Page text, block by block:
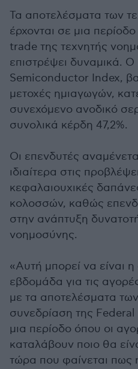
Τα αποτελέσματα των
έρχονται σε μια
trade της τεχνητής
επιστρέψει δυναμικά.
Semiconductor Index,
μετοχές ημιαγωγών,
συνεχόμενο ανοδικό
συνολικά κέρδη 47,2%.
Οι επενδυτές
ιδιαίτερα στις
κεφαλαιουχικές
κολοσσών, καθώς
στην ανάπτυξη
νοημοσύνης.
«Αυτή μπορεί να είναι
εβδομάδα για τις
με τα αποτελέσματα
συνεδρίαση της Federal
μια περίοδο όπου οι
καταλάβουν ποιο θα
τώρα που φαίνεται πως